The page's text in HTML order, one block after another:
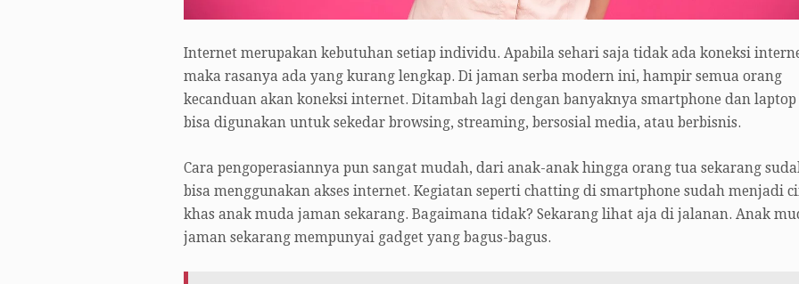
Internet merupakan kebutuhan setiap individu. Apabila sehari saja tidak ada koneksi
maka rasanya ada yang kurang lengkap. Di jaman serba modern ini, hampir semua orang
kecanduan akan koneksi internet. Ditambah lagi dengan banyaknya smartphone dan laptop
bisa digunakan untuk sekedar browsing, streaming, bersosial media, atau berbisnis.
Cara pengoperasiannya pun sangat mudah, dari anak-anak hingga orang tua sekarang
bisa menggunakan akses internet. Kegiatan seperti chatting di smartphone sudah menjadi
khas anak muda jaman sekarang. Bagaimana tidak? Sekarang lihat aja di jalanan. Anak
jaman sekarang mempunyai gadget yang bagus-bagus.